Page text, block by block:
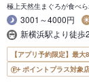
極上天然生まぐろが食べ
3001～4000円
新横浜駅より徒歩
【アプリ予約限定】最
ポイントプラス対象